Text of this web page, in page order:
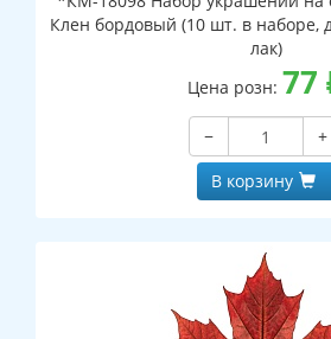
Клен бордовый (10 шт. в наборе,
лак)
Цена розн: 77
−
+
В корзину